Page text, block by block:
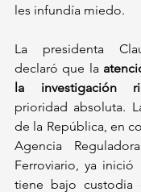
les infundía miedo.
La presidenta
declaró que la
la investigación
prioridad absoluta.
de la República, en
Agencia
Ferroviario, ya inició
tiene bajo custodia